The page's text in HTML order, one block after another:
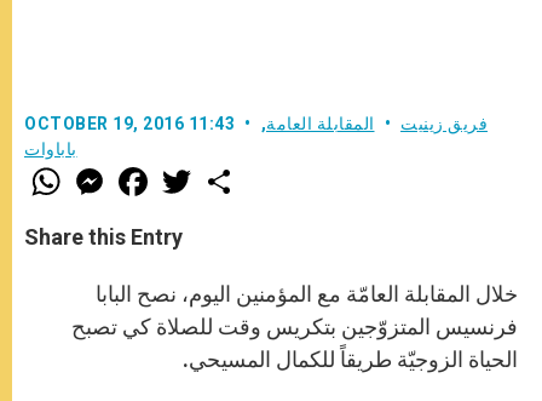
OCTOBER 19, 2016 11:43 فريق زينيت المقابلة العامة,
باباوات
W
h
t
s
M
e
s
e
g
e
r
F
a
e
b
o
k
w
r
Share this Entry
خلال المقابلة العامّة مع المؤمنين اليوم، نصح البابا
فرنسيس المتزوّجين بتكريس وقت للصلاة كي تصبح
الحياة الزوجيّة طريقاً للكمال المسيحي.